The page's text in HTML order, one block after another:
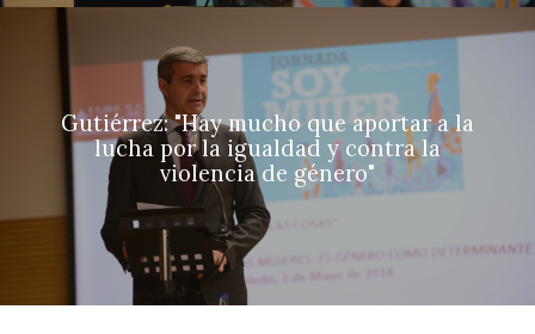
Gutiérrez: "Hay mucho que aportar a la
lucha por la igualdad y contra la
violencia de género"